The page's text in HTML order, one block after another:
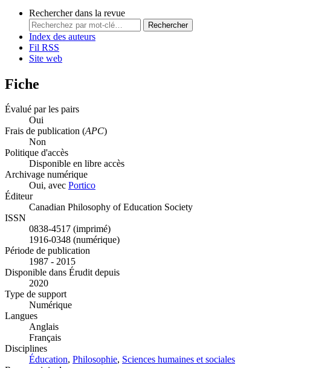
Rechercher dans la revue
Rechercher
Index des auteurs
Fil RSS
Site web
Fiche
Évalué par les pairs
Oui
Frais de publication (APC)
Non
Politique d'accès
Disponible en libre accès
Archivage numérique
Oui, avec Portico
Éditeur
Canadian Philosophy of Education Society
ISSN
0838-4517 (imprimé)
1916-0348 (numérique)
Période de publication
1987 - 2015
Disponible dans Érudit depuis
2020
Type de support
Numérique
Langues
Anglais
Français
Disciplines
Éducation, Philosophie, Sciences humaines et sociales